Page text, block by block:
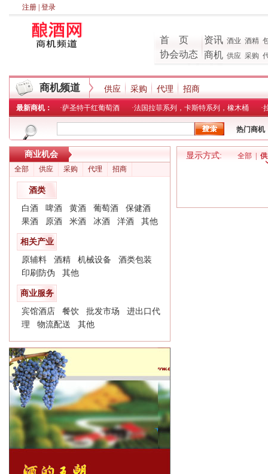
注册 登录
首 页
协会动态
资讯 酒业 酒精
商机 供应 采购
商机频道 供应 采购 代理 招商
最新商机： ·萨圣特干红葡萄酒 ·法国拉菲系列，卡斯特系列，橡木桶 ·
热门商机
商业机会
全部 供应 采购 代理 招商
酒类
白酒
啤酒 黄酒 葡萄酒
保健酒
果酒
原酒 米酒 冰酒 洋酒 其他
相关产业
原辅料
酒精 机械设备
酒类包装
印刷防伪
其他
商业服务
宾馆酒店
餐饮 批发市场
进出口代
理
物流配送 其他
显示方式: 全部